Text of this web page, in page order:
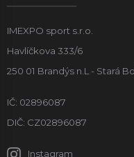
IMEXPO sport s.r.o.
Havlíčkova 333/6
250 01 Brandýs n.L - Stará
IČ: 02896087
DIČ: CZ02896087
Instagram